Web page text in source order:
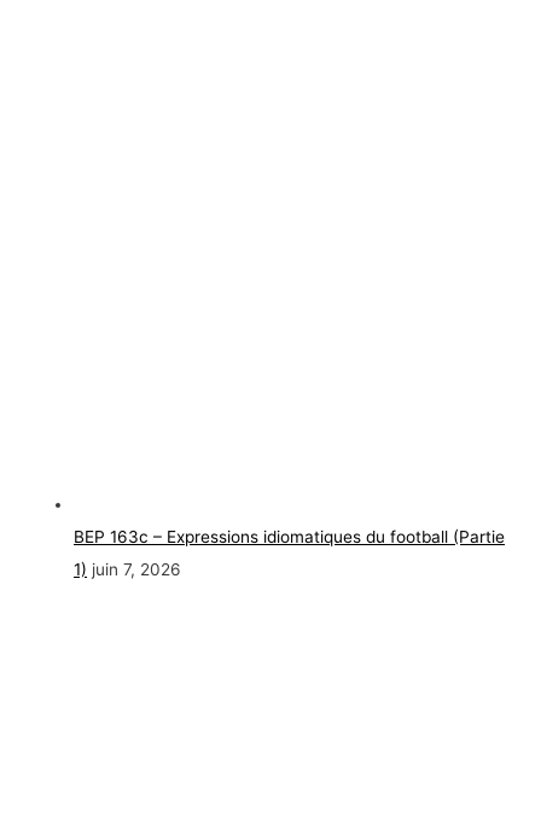
BEP 163c – Expressions idiomatiques du football (Partie
1) juin 7, 2026